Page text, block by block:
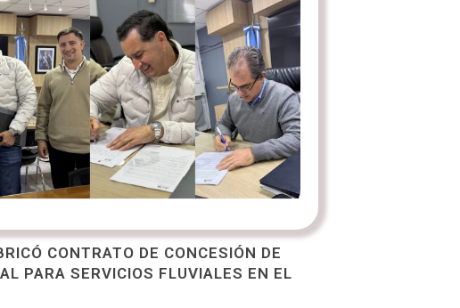
CONTRATO DE CONCESIÓN DE
PARA SERVICIOS FLUVIALES EN EL